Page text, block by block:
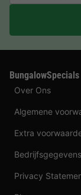
BungalowSpecials
Over Ons
Algemene
Extra
Bedrijfsgegevens
Privacy